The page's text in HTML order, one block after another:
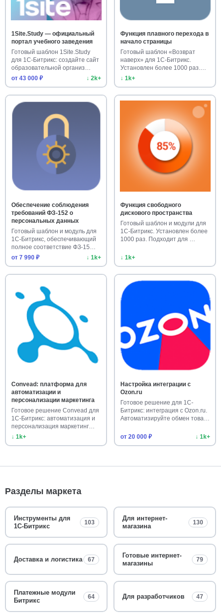
1Site.Study — официальный
портал учебного заведения
Готовый шаблон 1Site.Study
для 1С-Битрикс: создайте сайт
образовательной организ…
от 43 000 ₽
↓ 2k+
Функция плавного перехода в
начало страницы
Готовый шаблон «Возврат
наверх» для 1С-Битрикс.
Установлен более 1000 раз.
Улучш…
↓ 1k+
Обеспечение соблюдения
требований ФЗ-152 о
персональных данных
Готовый шаблон и модуль для
1С-Битрикс, обеспечивающий
полное соответствие ФЗ-15…
от 7 990 ₽
↓ 1k+
Функция свободного
дискового пространства
Готовый шаблон и модули для
1С-Битрикс. Установлен более
1000 раз. Подходит для …
↓ 1k+
Convead: платформа для
автоматизации и
персонализации маркетинга
Готовое решение Convead для
1С-Битрикс: автоматизация и
персонализация маркетинг…
↓ 1k+
Настройка интеграции с
Ozon.ru
Готовое решение для 1С-
Битрикс: интеграция с Ozon.ru.
Автоматизируйте обмен това…
от 20 000 ₽ ↓ 1k+
Разделы маркета
Инструменты для
1С-Битрикс
103
Для интернет-
магазина
130
Доставка и логистика 67
Готовые интернет-
магазины
79
Платежные модули
Битрикс
64 Для разработчиков 47